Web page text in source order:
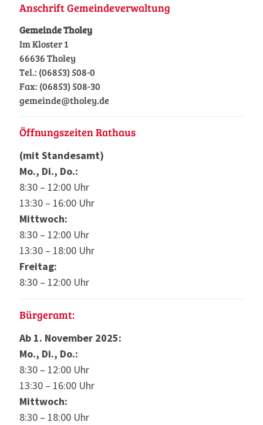
Anschrift Gemeindeverwaltung
Gemeinde Tholey
Im Kloster 1
66636 Tholey
Tel.: (06853) 508-0
Fax: (06853) 508-30
gemeinde@tholey.de
Öffnungszeiten Rathaus
(mit Standesamt)
Mo., Di., Do.:
8:30 – 12:00 Uhr
13:30 – 16:00 Uhr
Mittwoch:
8:30 – 12:00 Uhr
13:30 – 18:00 Uhr
Freitag:
8:30 – 12:00 Uhr
Bürgeramt:
Ab 1. November 2025:
Mo., Di., Do.:
8:30 – 12:00 Uhr
13:30 – 16:00 Uhr
Mittwoch:
8:30 – 18:00 Uhr